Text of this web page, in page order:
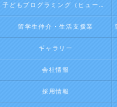
子どもプログラミング（ヒューマンアカデミージュニアプログラム）
留学生仲介・生活支援業
ギャラリー
会社情報
採用情報